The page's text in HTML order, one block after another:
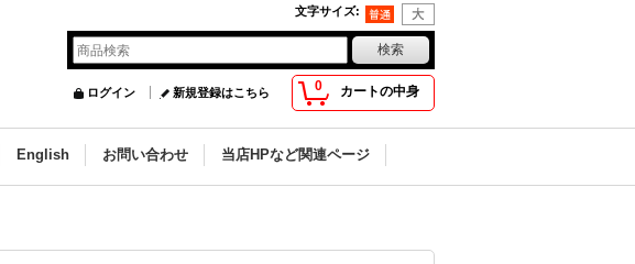
文字サイズ:
0 カートの中身
ログイン 新規登録はこちら
English お問い合わせ 当店HPなど関連ページ